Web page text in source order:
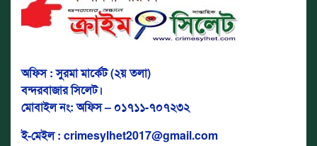
অফিস : সুরমা মার্কেট (২য় তলা)
বন্দরবাজার সিলেট।
মোবাইল নং: অফিস – ০১৭১১-৭০৭২৩২
ই-মেইল : crimesylhet2017@gmail.com